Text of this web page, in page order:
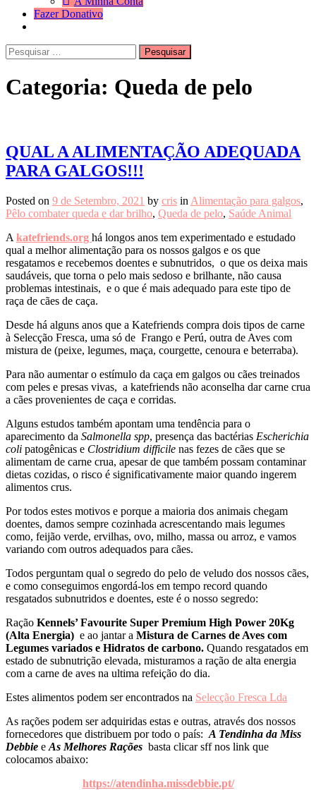
Fazer Donativo
Search
Pesquisar
por:
Categoria: Queda de pelo
QUAL A ALIMENTAÇÃO ADEQUADA
PARA GALGOS!!!
Posted on 9 de Setembro, 2021 by cris in Alimentação para galgos,
Pêlo combater queda e dar brilho, Queda de pelo, Saúde Animal
A katefriends.org há longos anos tem experimentado e estudado
qual a melhor alimentação para os nossos galgos e os que
resgatamos e recebemos doentes e subnutridos, o que os deixa mais
saudáveis, que torna o pelo mais sedoso e brilhante, não causa
problemas intestinais, e o que é mais adequado para este tipo de
raça de cães de caça.
Desde há alguns anos que a Katefriends compra dois tipos de carne
à Selecção Fresca, uma só de Frango e Perú, outra de Aves com
mistura de (peixe, legumes, maça, courgette, cenoura e beterraba).
Para não aumentar o estímulo da caça em galgos ou cães treinados
com peles e presas vivas, a katefriends não aconselha dar carne crua
a cães provenientes de caça e corridas.
Alguns estudos também apontam uma tendência para o
aparecimento da Salmonella spp, presença das bactérias Escherichia
coli patogênicas e Clostridium difficile nas fezes de cães que se
alimentam de carne crua, apesar de que também possam contaminar
dietas cozidas, o risco é significativamente maior quando ingerem
alimentos crus.
Por todos estes motivos e porque a maioria dos animais chegam
doentes, damos sempre cozinhada acrescentando mais legumes
como, feijão verde, ervilhas, ovo, milho, massa ou arroz, e vamos
variando com outros adequados para cães.
Todos perguntam qual o segredo do pelo de veludo dos nossos cães,
e como conseguimos engordá-los em tempo record quando
resgatados subnutridos e doentes, este é o nosso segredo:
Ração Kennels’ Favourite Super Premium High Power 20Kg
(Alta Energia) e ao jantar a Mistura de Carnes de Aves com
Legumes variados e Hidratos de carbono. Quando resgatados em
estado de subnutrição elevada, misturamos a ração de alta energia
com a carne de aves na ultima refeição do dia.
Estes alimentos podem ser encontrados na Selecção Fresca Lda
As rações podem ser adquiridas estas e outras, através dos nossos
fornecedores que distribuem por todo o país: A Tendinha da Miss
Debbie e As Melhores Rações basta clicar sff nos link que
colocamos abaixo:
https://atendinha.missdebbie.pt/